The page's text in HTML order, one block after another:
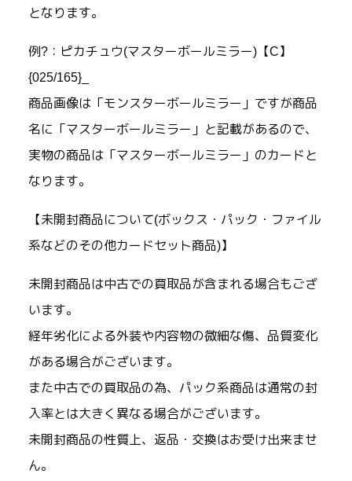
となります。
例?：ピカチュウ(マスターボールミラー)【C】
{025/165}_
商品画像は「モンスターボールミラー」ですが商品
名に「マスターボールミラー」と記載があるので、
実物の商品は「マスターボールミラー」のカードと
なります。
【未開封商品について(ボックス・パック・ファイル
系などのその他カードセット商品)】
未開封商品は中古での買取品が含まれる場合もござ
います。
経年劣化による外装や内容物の微細な傷、品質変化
がある場合がございます。
また中古での買取品の為、パック系商品は通常の封
入率とは大きく異なる場合がございます。
未開封商品の性質上、返品・交換はお受け出来ませ
ん。